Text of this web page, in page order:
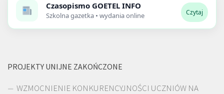
Czasopismo GOETEL INFO
Szkolna gazetka • wydania online Czytaj
PROJEKTY UNIJNE ZAKOŃCZONE
WZMOCNIENIE KONKURENCYJNOŚCI UCZNIÓW NA